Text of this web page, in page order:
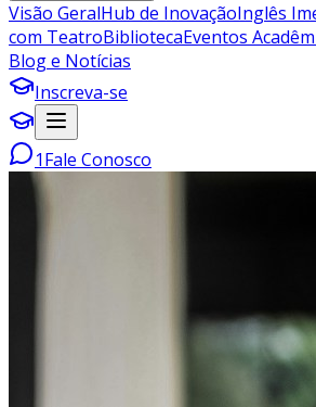
Visão GeralHub de InovaçãoInglês
com TeatroBibliotecaEventos
Blog e Notícias
Inscreva-se
1Fale Conosco